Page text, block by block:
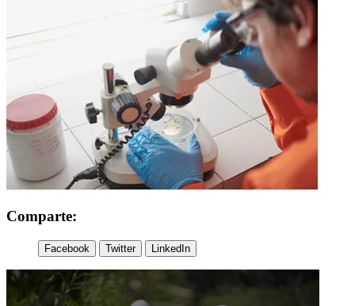
Comparte:
Facebook Twitter LinkedIn